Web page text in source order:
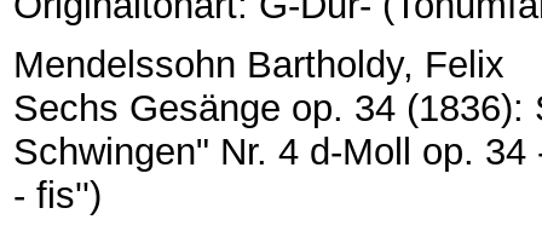
Mendelssohn Bartholdy, Felix
Sechs Gesänge op. 34
Schwingen" Nr. 4 d-Moll op.
- fis'')